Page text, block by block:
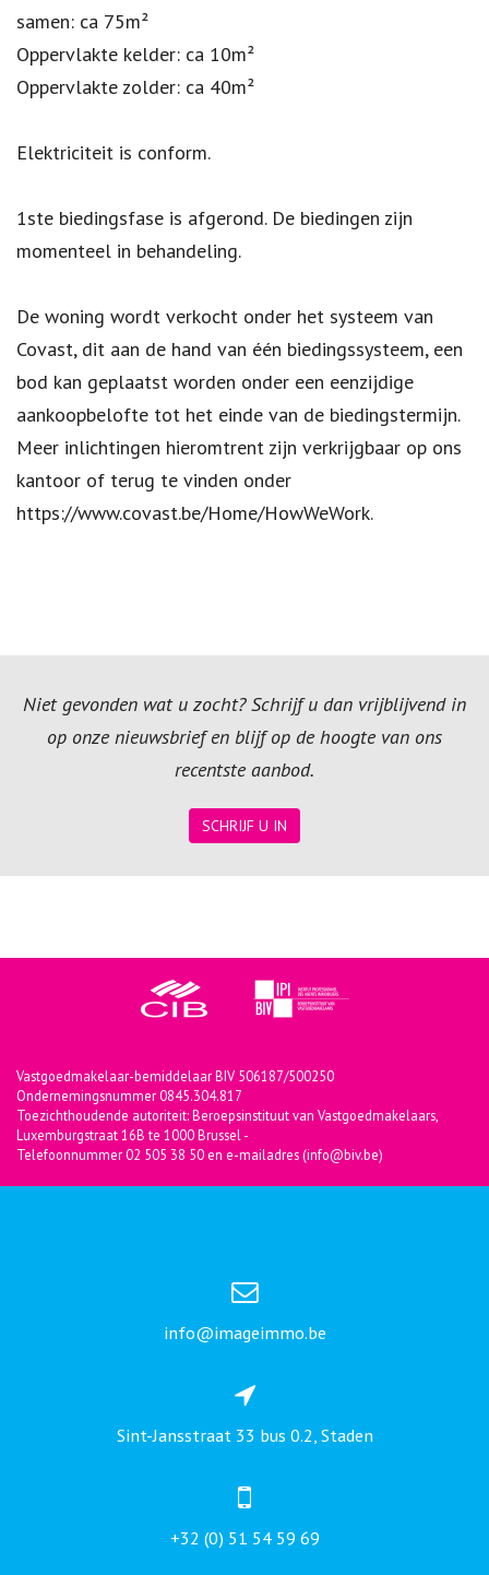
samen: ca 75m²
Oppervlakte kelder: ca 10m²
Oppervlakte zolder: ca 40m²
Elektriciteit is conform.
1ste biedingsfase is afgerond. De biedingen zijn
momenteel in behandeling.
De woning wordt verkocht onder het systeem van
Covast, dit aan de hand van één biedingssysteem, een
bod kan geplaatst worden onder een eenzijdige
aankoopbelofte tot het einde van de biedingstermijn.
Meer inlichtingen hieromtrent zijn verkrijgbaar op ons
kantoor of terug te vinden onder
https://www.covast.be/Home/HowWeWork.
Niet gevonden wat u zocht? Schrijf u dan vrijblijvend in
op onze nieuwsbrief en blijf op de hoogte van ons
recentste aanbod.
SCHRIJF U IN
Vastgoedmakelaar-bemiddelaar BIV 506187/500250
Ondernemingsnummer 0845.304.817
Toezichthoudende autoriteit: Beroepsinstituut van Vastgoedmakelaars,
Luxemburgstraat 16B te 1000 Brussel -
Telefoonnummer 02 505 38 50 en e-mailadres (info@biv.be)
info@imageimmo.be
Sint-Jansstraat 33 bus 0.2, Staden
+32 (0) 51 54 59 69